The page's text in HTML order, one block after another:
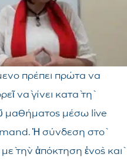
πρέπει πρώτα να
νὰ γίνει κατὰ τὴ
μαθήματος μέσω live
Ἡ σύνδεση στὸ
τὴν ἀπόκτηση ἑνὸς καὶ